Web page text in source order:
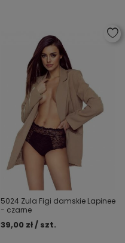
5024 Zula Figi damskie Lapinee
- czarne
39,00 zł / szt.